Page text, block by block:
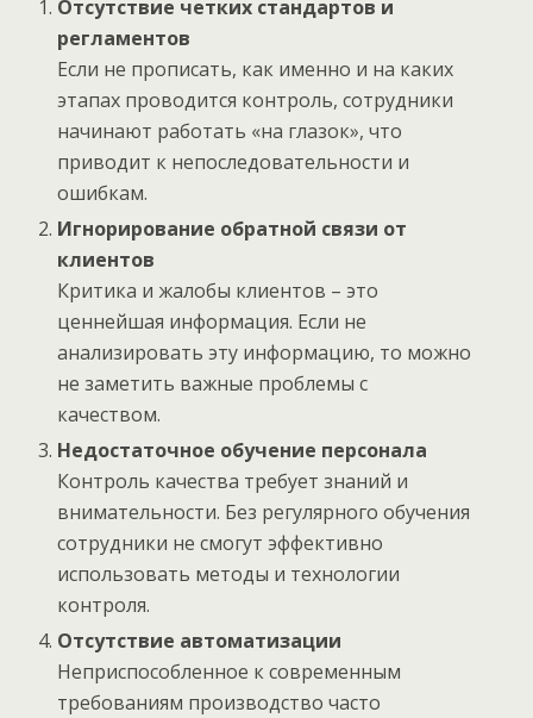
Отсутствие четких стандартов и
регламентов
Если не прописать, как именно и на каких
этапах проводится контроль, сотрудники
начинают работать «на глазок», что
приводит к непоследовательности и
ошибкам.
Игнорирование обратной связи от
клиентов
Критика и жалобы клиентов – это
ценнейшая информация. Если не
анализировать эту информацию, то можно
не заметить важные проблемы с
качеством.
Недостаточное обучение персонала
Контроль качества требует знаний и
внимательности. Без регулярного обучения
сотрудники не смогут эффективно
использовать методы и технологии
контроля.
Отсутствие автоматизации
Неприспособленное к современным
требованиям производство часто